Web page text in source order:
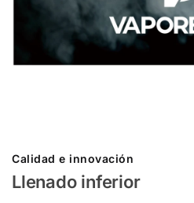
Calidad e innovación
Llenado inferior